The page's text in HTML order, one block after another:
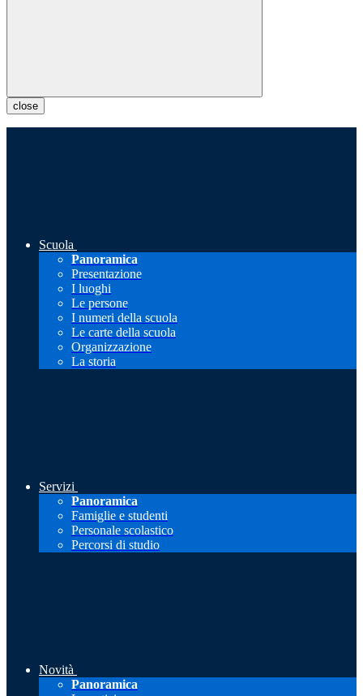
close
Scuola
Panoramica
Presentazione
I luoghi
Le persone
I numeri della scuola
Le carte della scuola
Organizzazione
La storia
Servizi
Panoramica
Famiglie e studenti
Personale scolastico
Percorsi di studio
Novità
Panoramica